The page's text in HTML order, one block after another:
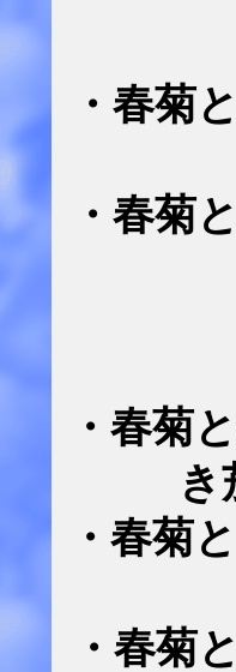
・春菊
・春菊
・春菊
き
・春菊
・春菊